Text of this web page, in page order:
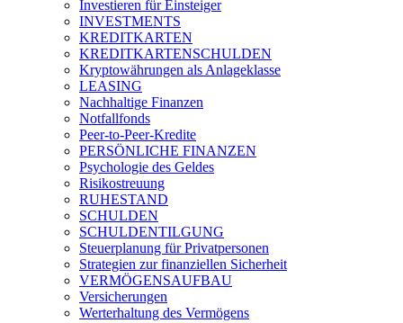
Investieren für Einsteiger
INVESTMENTS
KREDITKARTEN
KREDITKARTENSCHULDEN
Kryptowährungen als Anlageklasse
LEASING
Nachhaltige Finanzen
Notfallfonds
Peer-to-Peer-Kredite
PERSÖNLICHE FINANZEN
Psychologie des Geldes
Risikostreuung
RUHESTAND
SCHULDEN
SCHULDENTILGUNG
Steuerplanung für Privatpersonen
Strategien zur finanziellen Sicherheit
VERMÖGENSAUFBAU
Versicherungen
Werterhaltung des Vermögens